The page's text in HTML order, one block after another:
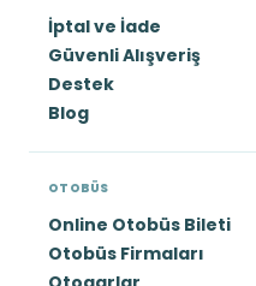
İptal ve İade
Güvenli Alışveriş
Destek
Blog
OTOBÜS
Online Otobüs Bileti
Otobüs Firmaları